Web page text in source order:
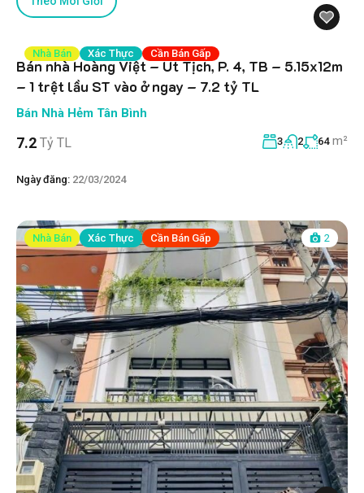
Nhà Bán Xác Thực Cần Bán Gấp
Bán nhà Hoàng Việt – Út Tịch, P. 4, TB – 5.15x12m
– 1 trệt lầu ST vào ở ngay – 7.2 tỷ TL
Bán Nhà Hẻm Tân Bình
7.2 Tỷ TL 3 2 64 m²
Ngày đăng: 22/03/2024
Nhà Bán Xác Thực Cần Bán Gấp 2